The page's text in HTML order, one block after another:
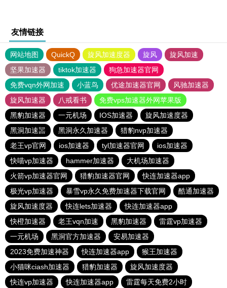
友情链接
网站地图 QuickQ 旋风加速度器 旋风
旋风加速
坚果加速器
tiktok加速器
狗急加速器官网
免费vqn外网加速
小蓝鸟 优途加速器官网
风驰加速器
旋风加速器
八戒看书
免费vps加速器外网苹果版
黑豹加速器
一元机场 IOS加速器
旋风加速度器
黑洞加速噐
黑洞永久加速器
猎豹nvp加速器
老王vp官网
ios加速器 tyl加速器官网
ios加速器
快喵vp加速器
hammer加速器
大机场加速器
火箭vp加速器官网
猎豹加速器官网
快连加速器app
极光vp加速器
暴雪vp永久免费加速器下载官网
酷通加速器
旋风加速度器
快连lets加速器
快连加速器app
快橙加速器
老王vqn加速 黑豹加速器
雷霆vp加速器
一元机场
黑洞官方加速器
安易加速器
2023免费加速神器
快连加速器app
猴王加速器
小猫咪ciash加速器
猎豹加速器
旋风加速度器
快连vp加速器
快连加速器app 雷霆每天免费2小时